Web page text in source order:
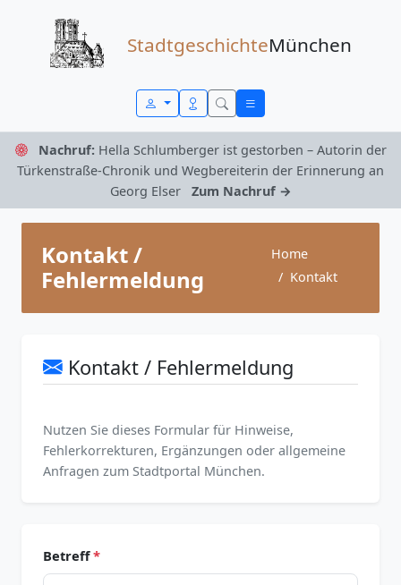
StadtgeschichteMünchen
Nachruf: Hella Schlumberger ist gestorben – Autorin der
Türkenstraße-Chronik und Wegbereiterin der Erinnerung an
Georg Elser
Zum Nachruf →
Kontakt /
Fehlermeldung
Home
Kontakt
Kontakt / Fehlermeldung
Nutzen Sie dieses Formular für Hinweise,
Fehlerkorrekturen, Ergänzungen oder allgemeine
Anfragen zum Stadtportal München.
Betreff*